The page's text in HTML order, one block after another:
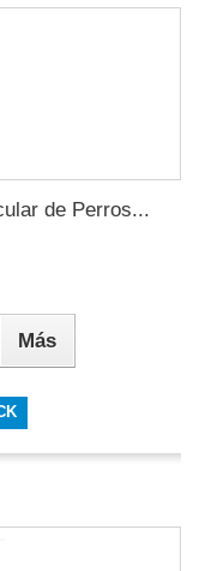
de Perros...
Más